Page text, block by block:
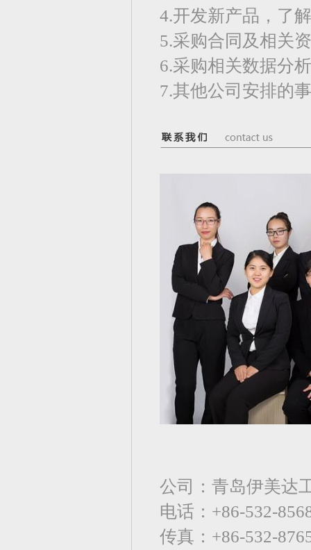
4.开发新产品，了
5.采购合同及相关
6.采购相关数据分析
7.其他公司安排的
公司：青岛伊美达
电话：+86-532-
传真：+86-532-